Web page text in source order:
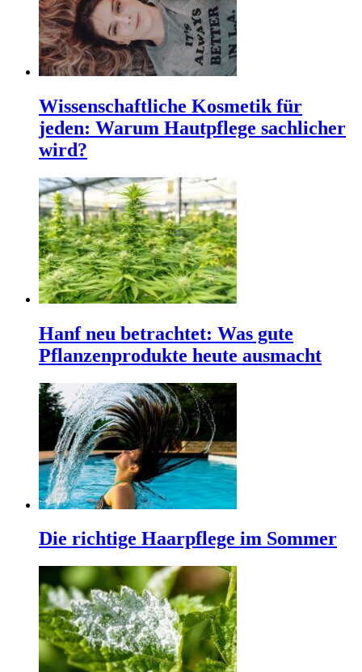
Wissenschaftliche Kosmetik für
jeden: Warum Hautpflege sachlicher
wird?
Hanf neu betrachtet: Was gute
Pflanzenprodukte heute ausmacht
Die richtige Haarpflege im Sommer